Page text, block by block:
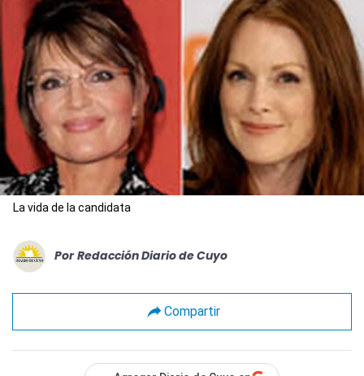
La vida de la candidata
Por Redacción Diario de Cuyo
Compartir